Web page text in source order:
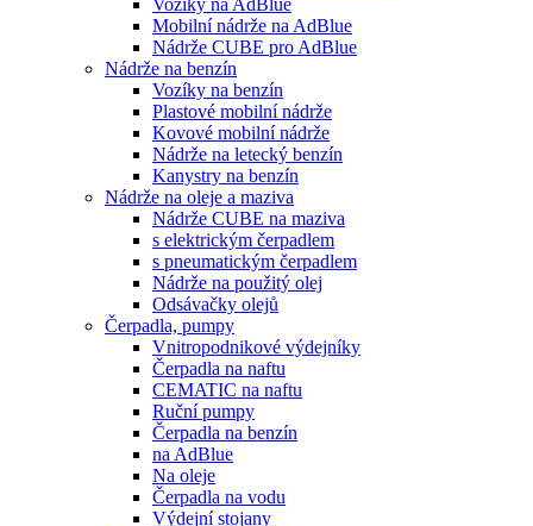
Vozíky na AdBlue
Mobilní nádrže na AdBlue
Nádrže CUBE pro AdBlue
Nádrže na benzín
Vozíky na benzín
Plastové mobilní nádrže
Kovové mobilní nádrže
Nádrže na letecký benzín
Kanystry na benzín
Nádrže na oleje a maziva
Nádrže CUBE na maziva
s elektrickým čerpadlem
s pneumatickým čerpadlem
Nádrže na použitý olej
Odsávačky olejů
Čerpadla, pumpy
Vnitropodnikové výdejníky
Čerpadla na naftu
CEMATIC na naftu
Ruční pumpy
Čerpadla na benzín
na AdBlue
Na oleje
Čerpadla na vodu
Výdejní stojany